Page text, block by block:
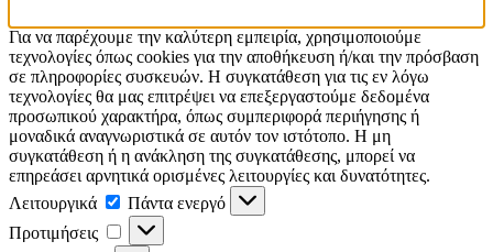
Για να παρέχουμε την καλύτερη εμπειρία, χρησιμοποιούμε
τεχνολογίες όπως cookies για την αποθήκευση ή/και την πρόσβαση
σε πληροφορίες συσκευών. Η συγκατάθεση για τις εν λόγω
τεχνολογίες θα μας επιτρέψει να επεξεργαστούμε δεδομένα
προσωπικού χαρακτήρα, όπως συμπεριφορά περιήγησης ή
μοναδικά αναγνωριστικά σε αυτόν τον ιστότοπο. Η μη
συγκατάθεση ή η ανάκληση της συγκατάθεσης, μπορεί να
επηρεάσει αρνητικά ορισμένες λειτουργίες και δυνατότητες.
Λειτουργικά
Πάντα ενεργό
Προτιμήσεις